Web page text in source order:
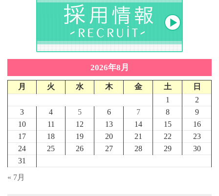
2026年8月
月 火 水 木 金 土
日
1
2
3
4 5 6 7 8
9
10
11 12 13 14 15
16
17
18 19 20 21 22
23
24
25 26 27 28 29
30
31
« 7月